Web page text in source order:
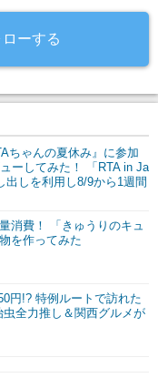
ーする
ちゃんの夏休み』に参加
ーしてみた！ 「RTA in Ja
出しを利用し8/9から1週間
消費！ 「きゅうりのキュ
を作ってみた
円!? 特例ルートで訪れた
虫全力推し＆関西グルメが